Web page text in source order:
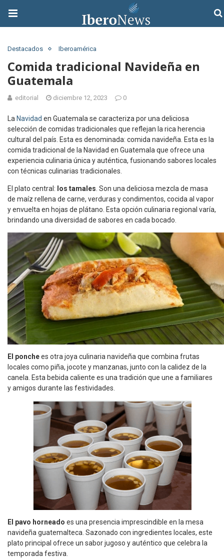
Destacados Iberoamérica
Comida tradicional Navideña en
Guatemala
editorial diciembre 12, 2023 0
La Navidad en Guatemala se caracteriza por una deliciosa
selección de comidas tradicionales que reflejan la rica herencia
cultural del país. Esta es denominada: comida navideña. Esta es la
comida tradicional de la Navidad en Guatemala que ofrece una
experiencia culinaria única y auténtica, fusionando sabores locales
con técnicas culinarias tradicionales.
El plato central: los tamales . Son una deliciosa mezcla de masa
de maíz rellena de carne, verduras y condimentos, cocida al vapor
y envuelta en hojas de plátano. Esta opción culinaria regional varía,
brindando una diversidad de sabores en cada bocado.
El ponchees otra joya culinaria navideña que combina frutas
locales como piña, jocote y manzanas, junto con la calidez de la
canela. Esta bebida caliente es una tradición que une a familiares
y amigos durante las festividades.
El pavo horneado es una presencia imprescindible en la mesa
navideña guatemalteca. Sazonado con ingredientes locales, este
plato principal ofrece un sabor jugoso y auténtico que celebra la
temporada festiva.